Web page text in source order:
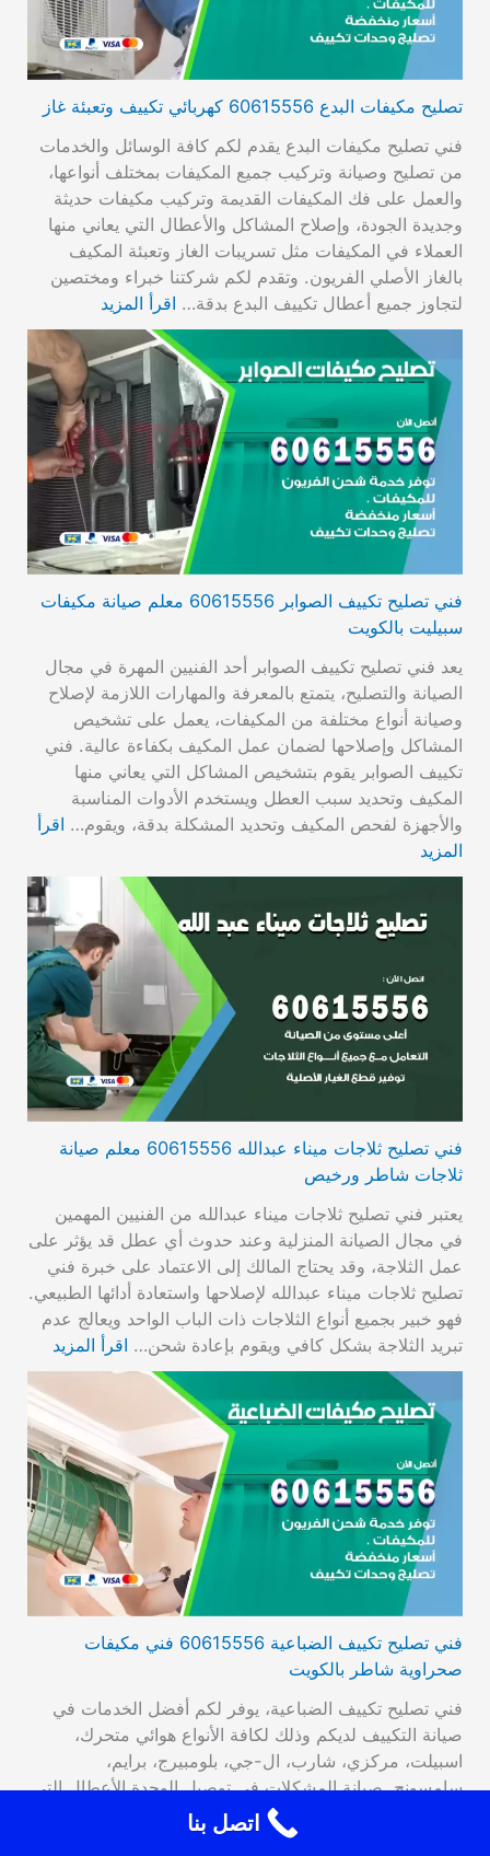
تصليح مكيفات البدع 60615556 كهربائي تكييف وتعبئة غاز
فني تصليح مكيفات البدع يقدم لكم كافة الوسائل والخدمات
من تصليح وصيانة وتركيب جميع المكيفات بمختلف أنواعها،
والعمل على فك المكيفات القديمة وتركيب مكيفات حديثة
وجديدة الجودة، وإصلاح المشاكل والأعطال التي يعاني منها
العملاء في المكيفات مثل تسريبات الغاز وتعبئة المكيف
بالغاز الأصلي الفريون. وتقدم لكم شركتنا خبراء ومختصين
لتجاوز جميع أعطال تكييف البدع بدقة… اقرأ المزيد
فني تصليح تكييف الصوابر 60615556 معلم صيانة مكيفات
سبيليت بالكويت
يعد فني تصليح تكييف الصوابر أحد الفنيين المهرة في مجال
الصيانة والتصليح، يتمتع بالمعرفة والمهارات اللازمة لإصلاح
وصيانة أنواع مختلفة من المكيفات، يعمل على تشخيص
المشاكل وإصلاحها لضمان عمل المكيف بكفاءة عالية. فني
تكييف الصوابر يقوم بتشخيص المشاكل التي يعاني منها
المكيف وتحديد سبب العطل ويستخدم الأدوات المناسبة
والأجهزة لفحص المكيف وتحديد المشكلة بدقة، ويقوم… اقرأ
المزيد
فني تصليح ثلاجات ميناء عبدالله 60615556 معلم صيانة
ثلاجات شاطر ورخيص
يعتبر فني تصليح ثلاجات ميناء عبدالله من الفنيين المهمين
في مجال الصيانة المنزلية وعند حدوث أي عطل قد يؤثر على
عمل الثلاجة، وقد يحتاج المالك إلى الاعتماد على خبرة فني
تصليح ثلاجات ميناء عبدالله لإصلاحها واستعادة أدائها الطبيعي.
فهو خبير بجميع أنواع الثلاجات ذات الباب الواحد ويعالج عدم
تبريد الثلاجة بشكل كافي ويقوم بإعادة شحن… اقرأ المزيد
فني تصليح تكييف الضباعية 60615556 فني مكيفات
صحراوية شاطر بالكويت
فني تصليح تكييف الضباعية، يوفر لكم أفضل الخدمات في
صيانة التكييف لديكم وذلك لكافة الأنواع هوائي متحرك،
اسبيلت، مركزي، شارب، ال-جي، بلومبيرج، برايم،
سامسونج. صيانة المشكلات في توصيل الوحدة الأعطال التي
تصيب الترموستات، تراكم الجليد، وأيضا تبديل القطع القديمة
بقطع جديدة عالية الأداء والجودة، فحص مستوى الغاز من
اتصل بنا